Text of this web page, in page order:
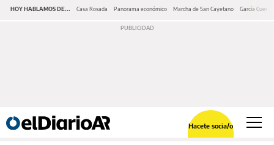
HOY HABLAMOS DE... Casa Rosada Panorama económico Marcha de San Cayetano García Cuerva
Hacete socia/o